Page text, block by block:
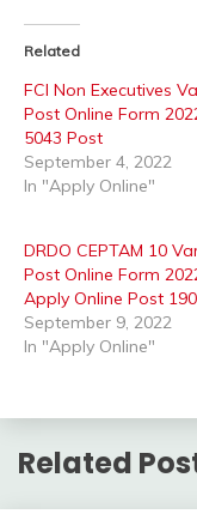
Related
FCI Non Executives
Post Online Form
5043 Post
September 4, 2022
In "Apply Online"
DRDO CEPTAM 10
Post Online Form
Apply Online Post
September 9, 2022
In "Apply Online"
Related